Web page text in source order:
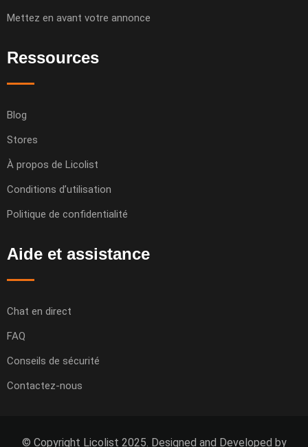
Mettez en avant votre annonce
Ressources
Blog
Stores
À propos de Licolist
Conditions d’utilisation
Politique de confidentialité
Aide et assistance
Chat en direct
FAQ
Conseils de sécurité
Contactez-nous
© Copyright Licolist 2025. Designed and Developed by